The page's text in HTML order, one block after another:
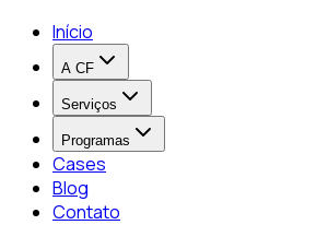
Início
A CF
Serviços
Programas
Cases
Blog
Contato